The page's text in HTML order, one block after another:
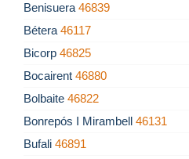
Benisuera 46839
Bétera 46117
Bicorp 46825
Bocairent 46880
Bolbaite 46822
Bonrepós I Mirambell 46131
Bufali 46891